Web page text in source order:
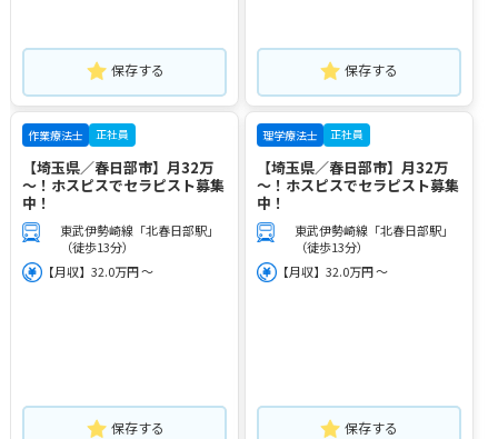
保存する 保存する
作業療法士 正社員
【埼玉県／春日部市】月32万
～！ホスピスでセラピスト募集
中！
東武伊勢崎線「北春日部駅」
（徒歩13分）
【月収】32.0万円 ～
保存する
理学療法士 正社員
【埼玉県／春日部市】月32万
～！ホスピスでセラピスト募集
中！
東武伊勢崎線「北春日部駅」
（徒歩13分）
【月収】32.0万円 ～
保存する